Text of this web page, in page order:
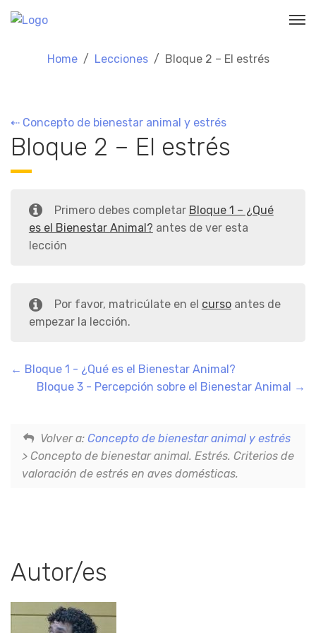
Home Lecciones Bloque 2 – El estrés
⇠ Concepto de bienestar animal y estrés
Bloque 2 – El estrés
Primero debes completar Bloque 1 – ¿Qué
es el Bienestar Animal? antes de ver esta
lección
Por favor, matricúlate en el cursoantes de
empezar la lección.
Bloque 1 - ¿Qué es el Bienestar Animal?
Bloque 3 - Percepción sobre el Bienestar Animal
Volver a: Concepto de bienestar animal y estrés
> Concepto de bienestar animal. Estrés. Criterios de
valoración de estrés en aves domésticas.
Autor/es